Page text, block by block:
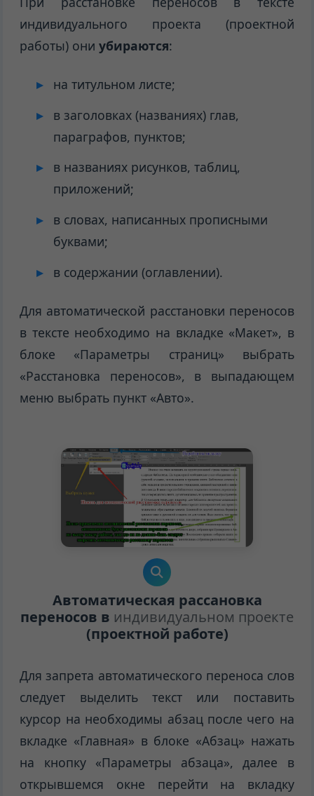
индивидуального проекта (проектной
работы) ониубираются:
на титульном листе;
в заголовках (названиях) глав,
параграфов, пунктов;
в названиях рисунков, таблиц,
приложений;
в словах, написанных прописными
буквами;
в содержании (оглавлении).
Для автоматической расстановки переносов
в тексте необходимо на вкладке «Макет», в
блоке «Параметры страниц» выбрать
«Расстановка переносов», в выпадающем
меню выбрать пункт «Авто».
Автоматическая рассановка
переносов в индивидуальном проекте
(проектной работе)
Для запрета автоматического переноса слов
следует выделить текст или поставить
курсор на необходимы абзац после чего на
вкладке «Главная» в блоке «Абзац» нажать
на кнопку «Параметры абзаца», далее в
открывшемся окне перейти на вкладку